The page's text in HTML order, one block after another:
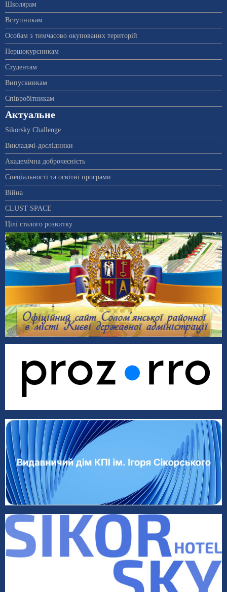
Школярам
Вступникам
Особам з тимчасово окупованих територій
Першокурсникам
Студентам
Випускникам
Співробітникам
Актуальне
Sikorsky Challenge
Викладачі-дослідники
Академічна доброчесність
Спеціальності та освітні програми
Війна
CLUST SPACE
Цілі сталого розвитку